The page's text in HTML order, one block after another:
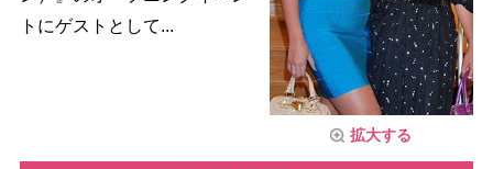
拡大する
トにゲストとして...